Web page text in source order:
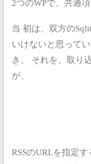
2つのWPで、共通
当 初は、双方の
いけないと思ってい
き、
それを、取り
が、
RSSのURLを指定